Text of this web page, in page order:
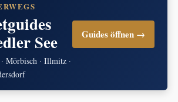
See
Mörbisch · Illmitz ·
Guides öffnen →